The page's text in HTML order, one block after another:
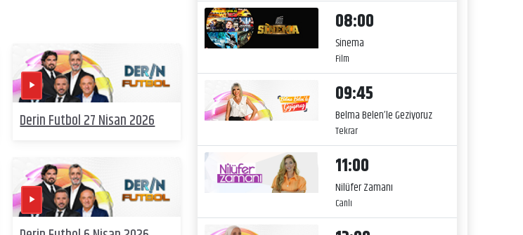
Derin Futbol 27 Nisan 2026
08:00
Sinema
Film
09:45
Belma Belen’le Geziyoruz
Tekrar
11:00
Nilüfer Zamanı
Canlı